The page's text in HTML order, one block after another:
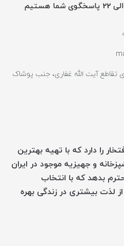
تقاطع آیت الله غفاری، جنب پوشاک
را دارد که با تهیه بهترین
و جهیزیه موجود در ایران
بدهد که با انتخاب
لذت بیشتری در زندگی بهره